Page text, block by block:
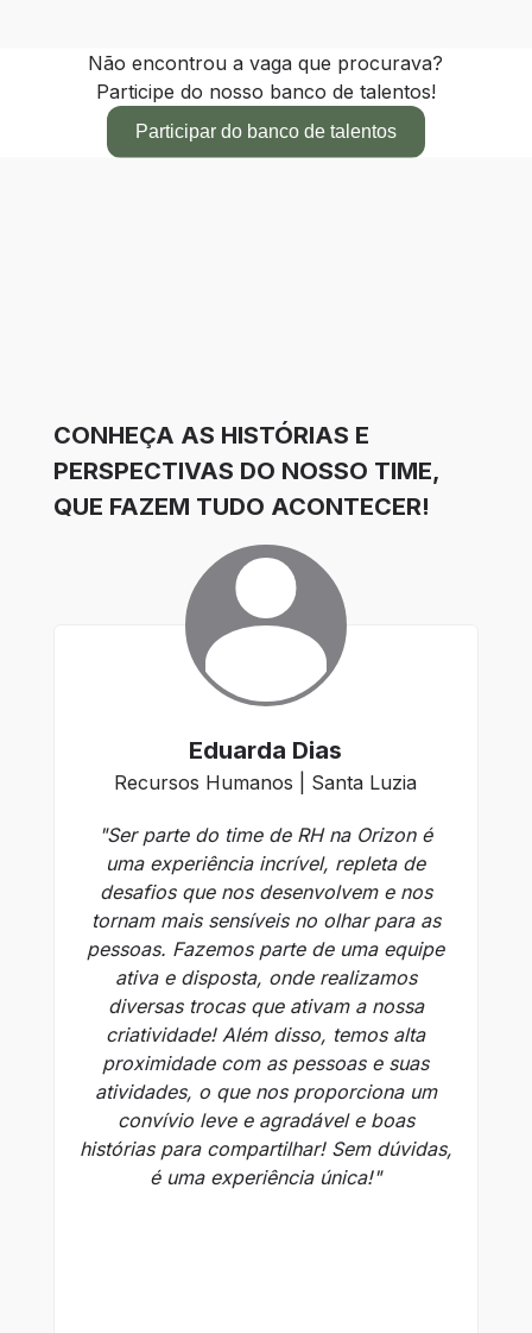
Não encontrou a vaga que procurava?
Participe do nosso banco de talentos!
Participar do banco de talentos
CONHEÇA AS HISTÓRIAS E
PERSPECTIVAS DO NOSSO TIME,
QUE FAZEM TUDO ACONTECER!
Eduarda Dias
Recursos Humanos | Santa Luzia
"Ser parte do time de RH na Orizon é
uma experiência incrível, repleta de
desafios que nos desenvolvem e nos
tornam mais sensíveis no olhar para as
pessoas. Fazemos parte de uma equipe
ativa e disposta, onde realizamos
diversas trocas que ativam a nossa
criatividade! Além disso, temos alta
proximidade com as pessoas e suas
atividades, o que nos proporciona um
convívio leve e agradável e boas
histórias para compartilhar! Sem dúvidas,
é uma experiência única!"